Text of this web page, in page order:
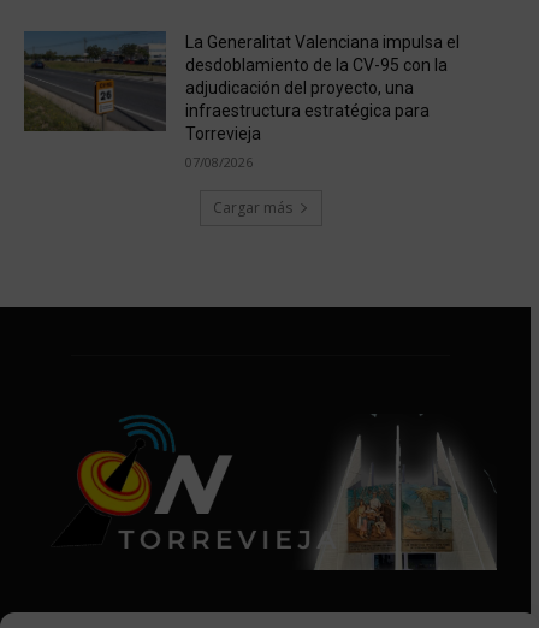
La Generalitat Valenciana impulsa el
desdoblamiento de la CV-95 con la
adjudicación del proyecto, una
infraestructura estratégica para
Torrevieja
07/08/2026
Cargar más